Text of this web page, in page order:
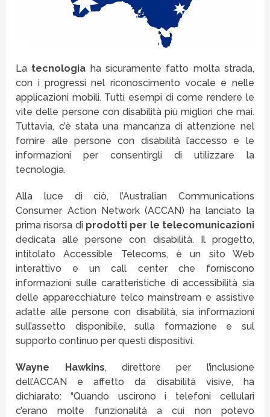
La tecnologia ha sicuramente fatto molta strada,
con i progressi nel riconoscimento vocale e nelle
applicazioni mobili. Tutti esempi di come rendere le
vite delle persone con disabilità più migliori che mai.
Tuttavia, c’è stata una mancanza di attenzione nel
fornire alle persone con disabilità l’accesso e le
informazioni per consentirgli di utilizzare la
tecnologia.
Alla luce di ciò, l’Australian Communications
Consumer Action Network (ACCAN) ha lanciato la
prima risorsa di prodotti per le telecomunicazioni
dedicata alle persone con disabilità. Il progetto,
intitolato Accessible Telecoms, è un sito Web
interattivo e un call center che forniscono
informazioni sulle caratteristiche di accessibilità sia
delle apparecchiature telco mainstream e assistive
adatte alle persone con disabilità, sia informazioni
sull’assetto disponibile, sulla formazione e sul
supporto continuo per questi dispositivi.
Wayne Hawkins, direttore per l’inclusione
dell’ACCAN e affetto da disabilità visive, ha
dichiarato: “Quando uscirono i telefoni cellulari
c’erano molte funzionalità a cui non potevo